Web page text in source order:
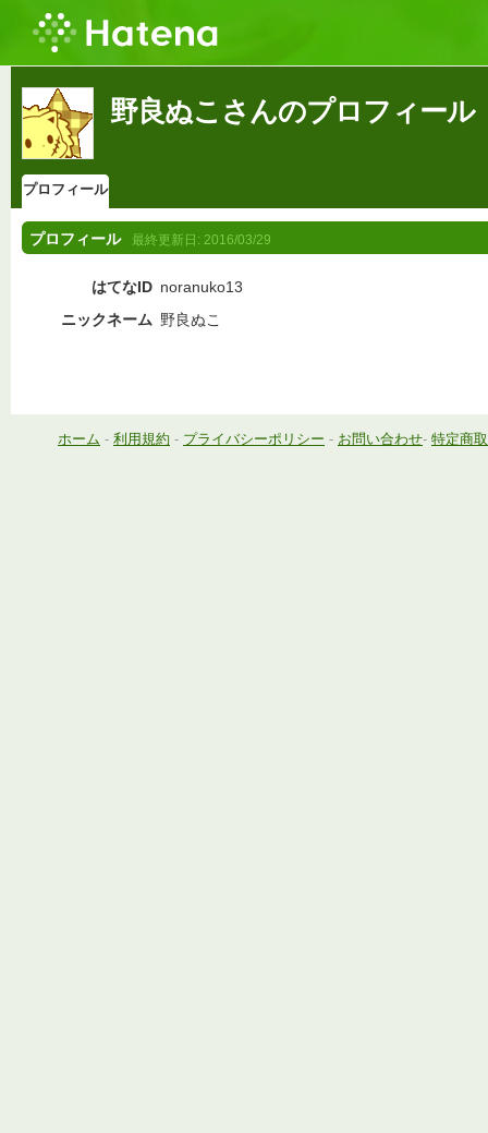
野良ぬこさんのプロフィール
プロフィール
プロフィール 最終更新日: 2016/03/29
はてなID noranuko13
ニックネーム 野良ぬこ
ホーム - 利用規約 - プライバシーポリシー - お問い合わせ- 特定商